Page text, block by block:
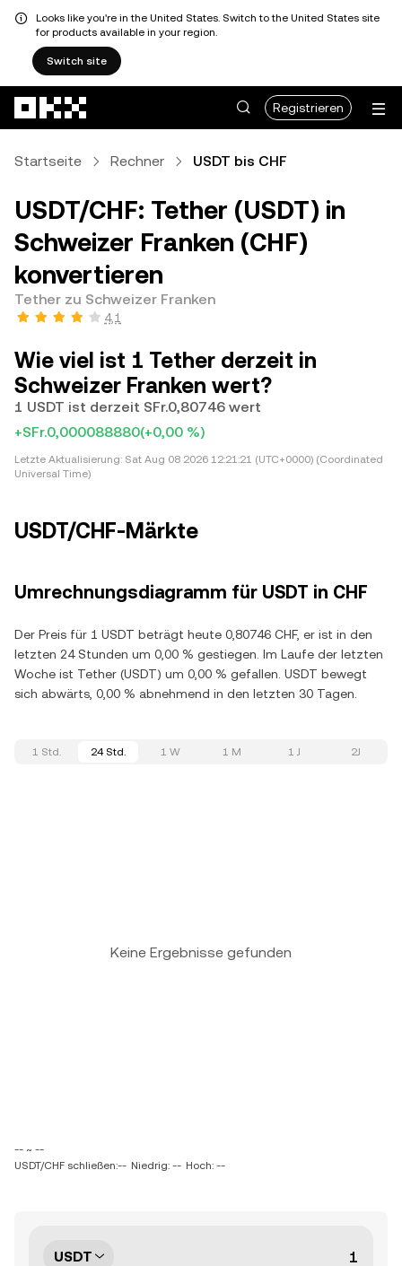
Looks like you're in the United States. Switch to the United States site
for products available in your region.
Switch site
Registrieren
Startseite Rechner USDT bis CHF
USDT/CHF: Tether (USDT) in
Schweizer Franken (CHF)
konvertieren
Tether zu Schweizer Franken
4,1
Wie viel ist 1 Tether derzeit in
Schweizer Franken wert?
1 USDT ist derzeit SFr.0,80746 wert
+SFr.0,000088880(+0,00 %)
Letzte Aktualisierung: Sat Aug 08 2026 12:21:21 (UTC+0000) (Coordinated
Universal Time)
USDT/CHF-Märkte
Umrechnungsdiagramm für USDT in CHF
Der Preis für 1 USDT beträgt heute 0,80746 CHF, er ist in den
letzten 24 Stunden um 0,00 % gestiegen. Im Laufe der letzten
Woche ist Tether (USDT) um 0,00 % gefallen. USDT bewegt
sich abwärts, 0,00 % abnehmend in den letzten 30 Tagen.
1 Std. 24 Std. 1 W 1 M 1 J 2J
Keine Ergebnisse gefunden
-- ~ --
USDT/CHF schließen:-- Niedrig: -- Hoch: --
USDT